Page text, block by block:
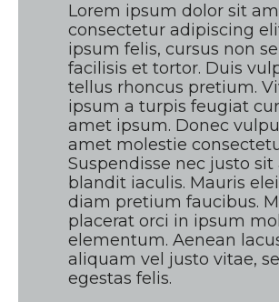
Lorem ipsum dolor sit
consectetur adipiscing
ipsum felis, cursus non
facilisis et tortor. Duis
tellus rhoncus pretium.
ipsum a turpis feugiat
amet ipsum. Donec
amet molestie
Suspendisse nec justo
blandit iaculis. Mauris
diam pretium faucibus.
placerat orci in ipsum
elementum. Aenean
aliquam vel justo vitae,
egestas felis.